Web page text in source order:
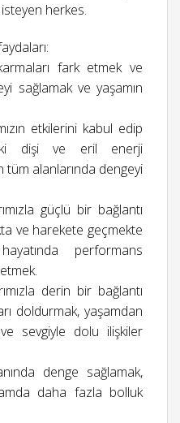
herkes.
fark etmek ve
sağlamak ve yaşamın
etkilerini kabul edip
dişi ve eril enerji
tüm alanlarında dengeyi
güçlü bir bağlantı
ve harekete geçmekte
performans
derin bir bağlantı
doldurmak, yaşamdan
sevgiyle dolu ilişkiler
denge sağlamak,
daha fazla bolluk